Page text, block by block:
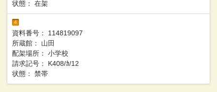
状態：
在架
4
資料番号：
114819097
所蔵館：
山田
配架場所：
小学校
請求記号：
K408/ｶ/12
状態：
禁帯